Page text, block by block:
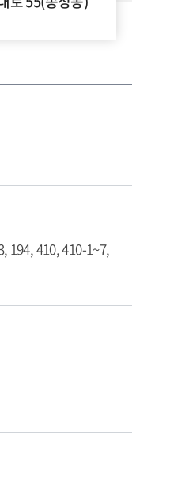
194, 410, 410-1~7,